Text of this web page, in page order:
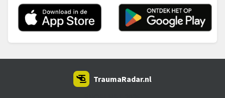
TraumaRadar.nl